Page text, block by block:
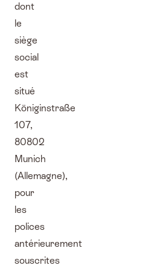
dont
le
siège
social
est
situé
Königinstraße
107,
80802
Munich
(Allemagne),
pour
les
polices
antérieurement
souscrites